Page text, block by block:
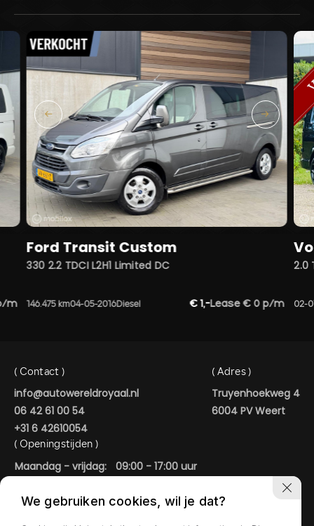
m
Ford Transit Custom
330 2.2 TDCI L2H1 Limited DC
146.475 km04-05-2016Diesel € 1,-Lease € 0 p/m
2.0
02-
( Contact )
info@autowereldroyaal.nl
06 42 61 00 54
+31 6 42610054
( Adres )
Truyenhoekweg 4
6004 PV Weert
( Openingstijden )
Maandag - vrijdag:
09:00 - 17:00 uur
In de avonduren geopend op afspraak.
We gebruiken cookies, wil je dat?